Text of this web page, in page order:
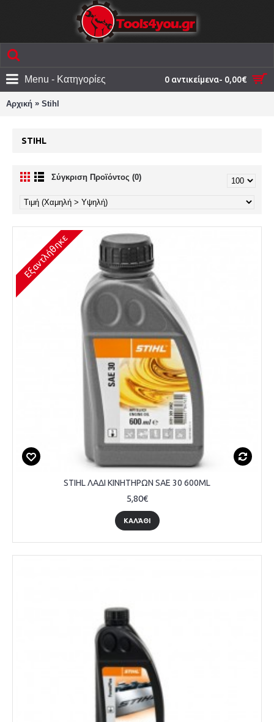
0 αντικείμενα- 0,00€
Menu - Κατηγορίες
Αρχική » Stihl
STIHL
Σύγκριση Προϊόντος (0)
Εξαντλήθηκε
STIHL ΛΑΔΙ ΚΙΝΗΤΗΡΩΝ SAE 30 600ML
5,80€
ΚΑΛΆΘΙ